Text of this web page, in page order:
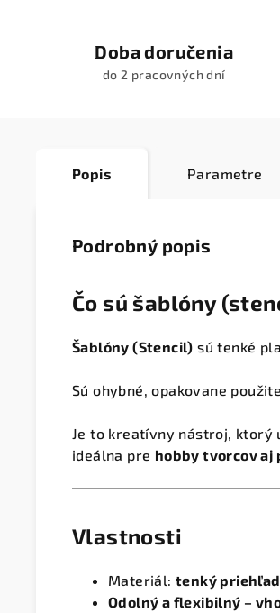
Doba doručenia
do 2 pracovných dní
Popis Parametre
Podrobný popis
Čo sú šablóny
Šablóny (Stencil) sú tenké
Sú ohybné, opakovane
Je to kreatívny nástroj, ktorý
ideálna pre hobby tvorcov aj
Vlastnosti
Materiál: tenký
Odolný a flexibilný –